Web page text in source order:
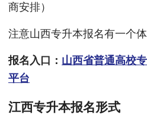
商安排）
注意山西专升本报名有一个体
报名入口： 山西省普通高校
平台
江西专升本报名形式